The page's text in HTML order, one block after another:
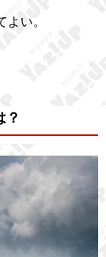
い。
？